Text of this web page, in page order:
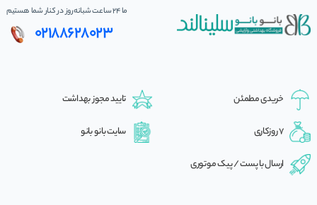
ما 24 ساعت شبانه‌روز در کنار شما هستیم
02188628023
خریدی مطمئن تایید مجوز بهداشت
7 روزکاری سایت بانو بانو
ارسال با پست / پیک موتوری